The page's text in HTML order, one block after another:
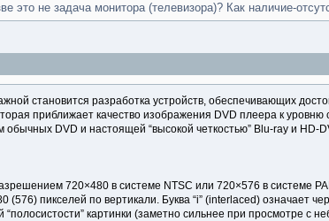
это не задача монитора (телевизора)? Как наличие-
становится разработка устройств, обеспечивающих
приближает качество изображения DVD плеера к
DVD и настоящей “высокой четкостью” Blu-ray и HD-
720×480 в системе NTSC или 720×576 в системе
(576) пикселей по вертикали. Буква “i” (interlaced) означает
картинки (заметно сильнее при просмотре с